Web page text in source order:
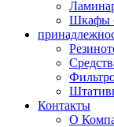
Шкафы
Контакты
О